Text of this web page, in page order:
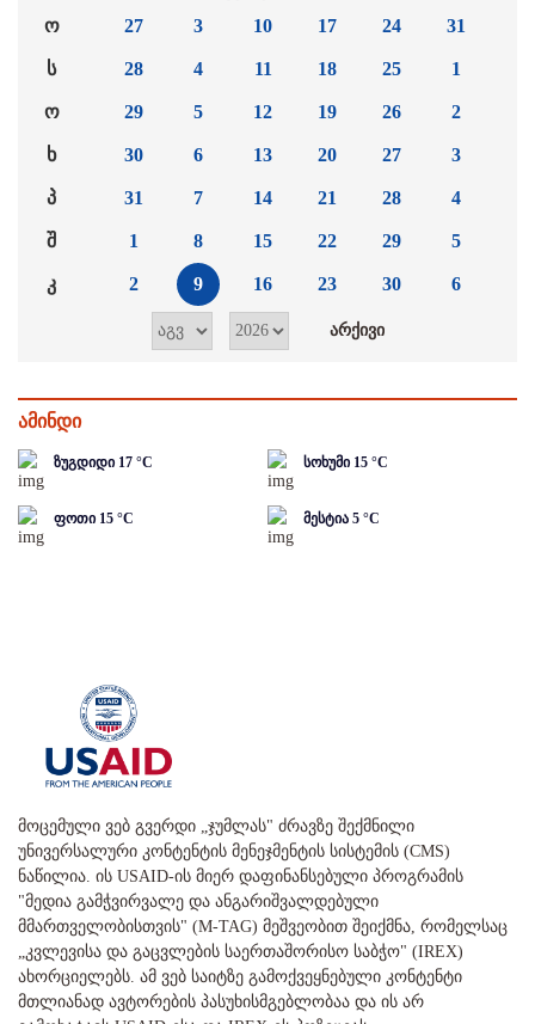
ო
ს
ო
ხ
პ
შ
კ
27
28
29
30
31
1
2
3
4
5
6
7
8
9
10
11
12
13
14
15
16
17
18
19
20
21
22
23
24
25
26
27
28
29
30
31
1
2
3
4
5
6
ამინდი
ზუგდიდი 17 °C სოხუმი 15 °C
ფოთი 15 °C მესტია 5 °C
მოცემული ვებ გვერდი „ჯუმლას" ძრავზე შექმნილი
უნივერსალური კონტენტის მენეჯმენტის სისტემის (CMS)
ნაწილია. ის USAID-ის მიერ დაფინანსებული პროგრამის
"მედია გამჭვირვალე და ანგარიშვალდებული
მმართველობისთვის" (M-TAG) მეშვეობით შეიქმნა, რომელსაც
„კვლევისა და გაცვლების საერთაშორისო საბჭო" (IREX)
ახორციელებს. ამ ვებ საიტზე გამოქვეყნებული კონტენტი
მთლიანად ავტორების პასუხისმგებლობაა და ის არ